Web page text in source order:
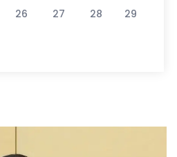
26 27 28 29